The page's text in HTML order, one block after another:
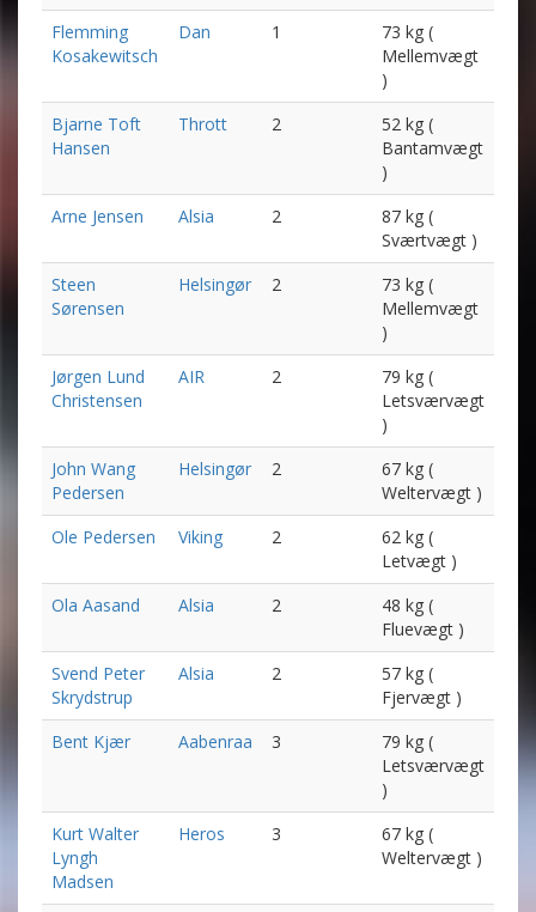
Flemming
Kosakewitsch
Dan 1
73 kg (
Mellemvægt
)
Bjarne Toft
Hansen
Thrott 2
52 kg (
Bantamvægt
)
Arne Jensen
Alsia 2
87 kg (
Sværtvægt )
Steen
Sørensen
Helsingør 2
73 kg (
Mellemvægt
)
Jørgen Lund
Christensen
AIR 2
79 kg (
Letsværvægt
)
John Wang
Pedersen
Helsingør 2
67 kg (
Weltervægt )
Ole Pedersen
Viking 2
62 kg (
Letvægt )
Ola Aasand
Alsia 2
48 kg (
Fluevægt )
Svend Peter
Skrydstrup
Alsia 2
57 kg (
Fjervægt )
Bent Kjær
Aabenraa 3
79 kg (
Letsværvægt
)
Kurt Walter
Lyngh
Madsen
Heros 3
67 kg (
Weltervægt )